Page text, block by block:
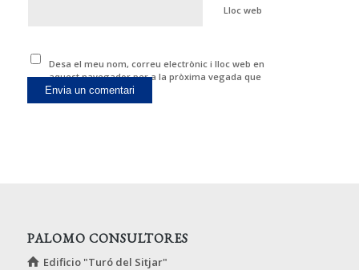
Lloc web
Desa el meu nom, correu electrònic i lloc web en
aquest navegador per a la pròxima vegada que
comenti.
PALOMO CONSULTORES
Edificio "Turó del Sitjar"